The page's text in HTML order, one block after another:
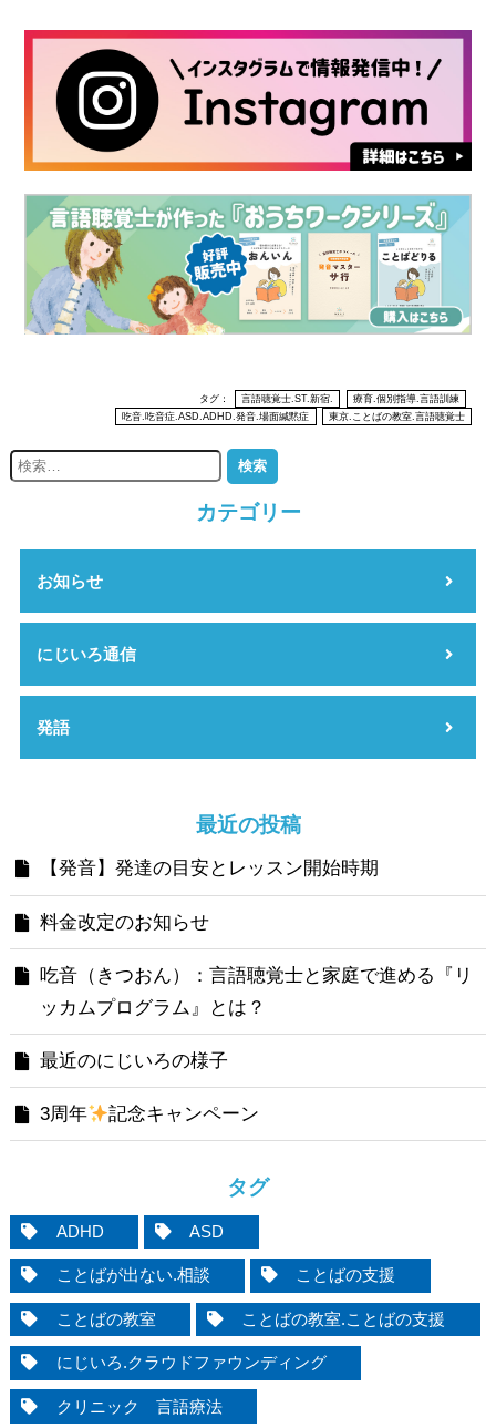
タグ： 言語聴覚士.ST.新宿.
療育.個別指導.言語訓練
吃音.吃音症.ASD.ADHD.発音.場面緘黙症
東京.ことばの教室.言語聴覚士
カテゴリー
お知らせ
にじいろ通信
発語
最近の投稿
【発音】発達の目安とレッスン開始時期
料金改定のお知らせ
吃音（きつおん）：言語聴覚士と家庭で進める『リ
ッカムプログラム』とは？
最近のにじいろの様子
3周年 記念キャンペーン
タグ
ADHD ASD
ことばが出ない.相談 ことばの支援
ことばの教室 ことばの教室.ことばの支援
にじいろ.クラウドファウンディング
クリニック 言語療法